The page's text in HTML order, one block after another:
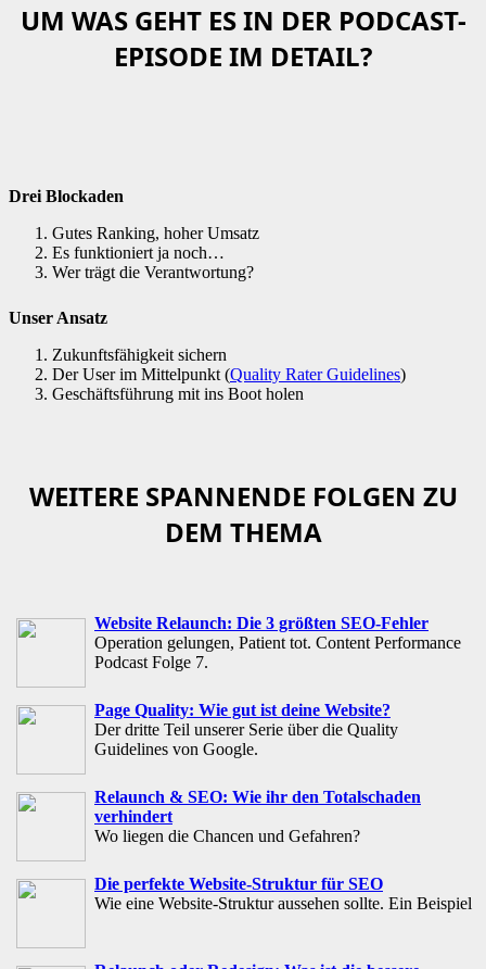
UM WAS GEHT ES IN DER PODCAST-
EPISODE IM DETAIL?
Drei Blockaden
Gutes Ranking, hoher Umsatz
Es funktioniert ja noch…
Wer trägt die Verantwortung?
Unser Ansatz
Zukunftsfähigkeit sichern
Der User im Mittelpunkt (Quality Rater Guidelines)
Geschäftsführung mit ins Boot holen
WEITERE SPANNENDE FOLGEN ZU
DEM THEMA
Website Relaunch: Die 3 größten SEO-Fehler
Operation gelungen, Patient tot. Content Performance
Podcast Folge 7.
Page Quality: Wie gut ist deine Website?
Der dritte Teil unserer Serie über die Quality
Guidelines von Google.
Relaunch & SEO: Wie ihr den Totalschaden
verhindert
Wo liegen die Chancen und Gefahren?
Die perfekte Website-Struktur für SEO
Wie eine Website-Struktur aussehen sollte. Ein Beispiel